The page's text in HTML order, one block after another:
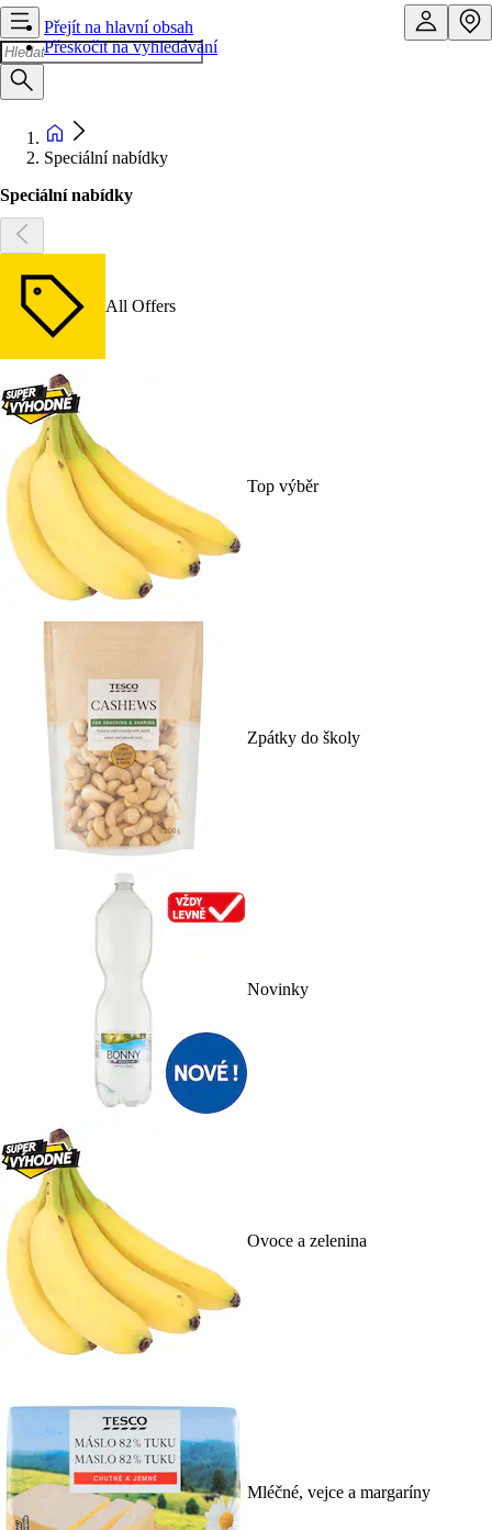
Přejít na hlavní obsah
Přeskočit na vyhledávání
Speciální nabídky
Speciální nabídky
All Offers
Top výběr
Zpátky do školy
Novinky
Ovoce a zelenina
Mléčné, vejce a margaríny